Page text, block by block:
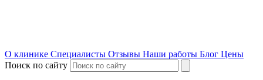
О клинике Специалисты Отзывы Наши работы Блог Цены
Поиск по сайту